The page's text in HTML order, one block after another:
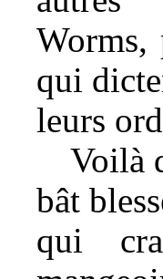
Worms,
qui
leurs
Voilà
bât
qui